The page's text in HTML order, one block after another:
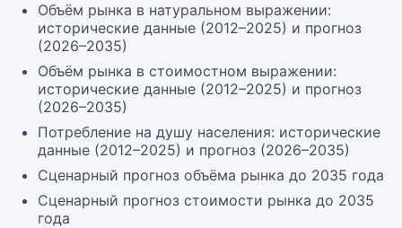
Объём рынка в натуральном выражении:
исторические данные (2012–2025) и прогноз
(2026–2035)
Объём рынка в стоимостном выражении:
исторические данные (2012–2025) и прогноз
(2026–2035)
Потребление на душу населения: исторические
данные (2012–2025) и прогноз (2026–2035)
Сценарный прогноз объёма рынка до 2035 года
Сценарный прогноз стоимости рынка до 2035
года